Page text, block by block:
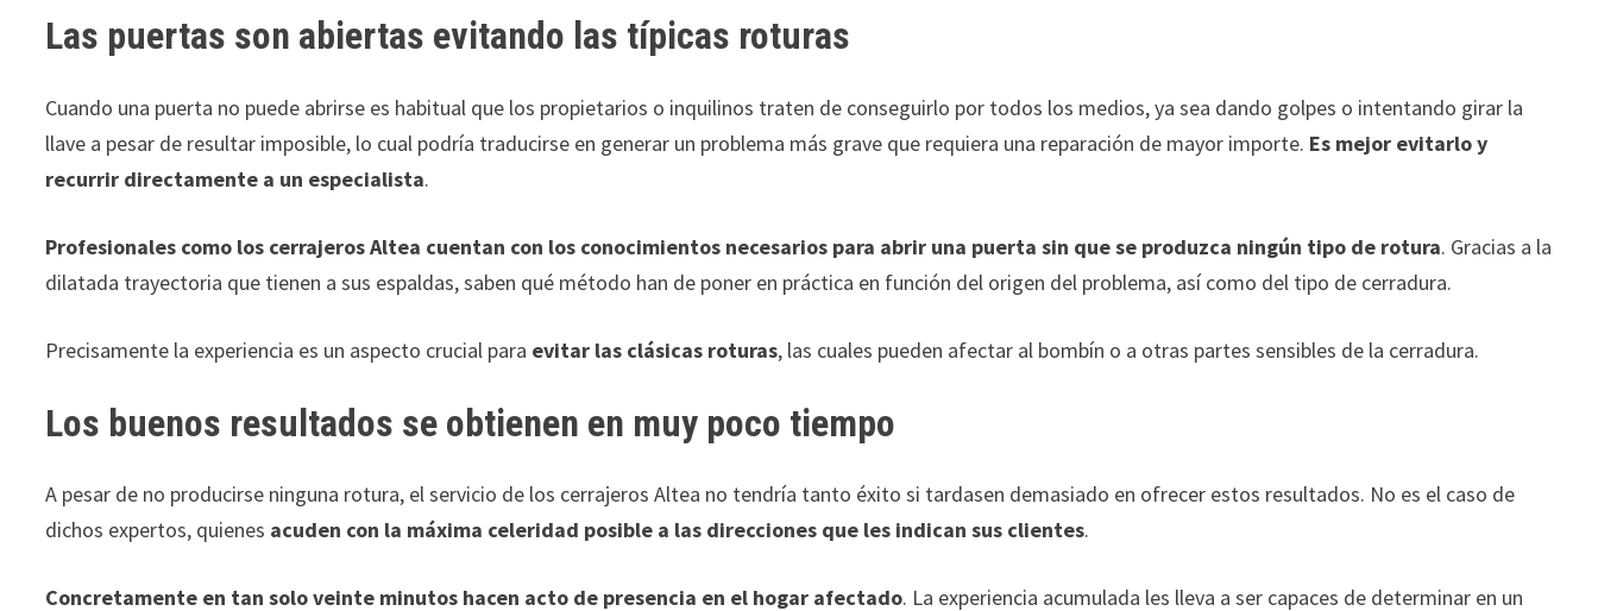
Las puertas son abiertas evitando las típicas roturas
Cuando una puerta no puede abrirse es habitual que los propietarios o inquilinos traten de conseguirlo por todos los medios, ya sea dando golpes o intentando girar la
llave a pesar de resultar imposible, lo cual podría traducirse en generar un problema más grave que requiera una reparación de mayor importe. Es mejor evitarlo y
recurrir directamente a un especialista.
Profesionales como los cerrajeros Altea cuentan con los conocimientos necesarios para abrir una puerta sin que se produzca ningún tipo de rotura. Gracias a la
dilatada trayectoria que tienen a sus espaldas, saben qué método han de poner en práctica en función del origen del problema, así como del tipo de cerradura.
Precisamente la experiencia es un aspecto crucial para evitar las clásicas roturas, las cuales pueden afectar al bombín o a otras partes sensibles de la cerradura.
Los buenos resultados se obtienen en muy poco tiempo
A pesar de no producirse ninguna rotura, el servicio de los cerrajeros Altea no tendría tanto éxito si tardasen demasiado en ofrecer estos resultados. No es el caso de
dichos expertos, quienes acuden con la máxima celeridad posible a las direcciones que les indican sus clientes.
Concretamente en tan solo veinte minutos hacen acto de presencia en el hogar afectado. La experiencia acumulada les lleva a ser capaces de determinar en un